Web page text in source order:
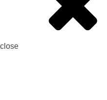
close